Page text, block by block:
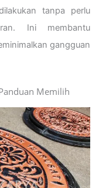
tanpa perlu
Ini membantu
gangguan
Memilih